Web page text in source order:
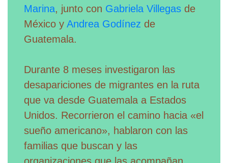
Marina, junto con Gabriela Villegas de
México y Andrea Godínez de
Guatemala.
Durante 8 meses investigaron las
desapariciones de migrantes en la ruta
que va desde Guatemala a Estados
Unidos. Recorrieron el camino hacia «el
sueño americano», hablaron con las
familias que buscan y las